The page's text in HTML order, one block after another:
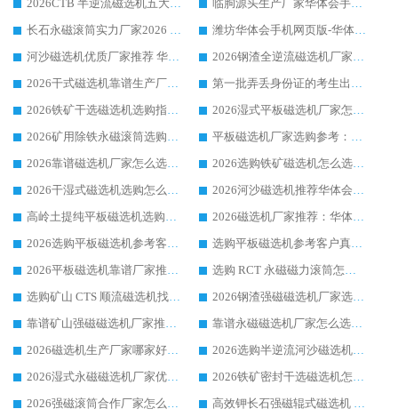
2026CTB 半逆流磁选机五大排行 实力厂家华体会手机网页版-华体会(中国) 领跑行业
临朐源头生产厂家华体会手机网页版-华体会(中国) ：2026干式强磁磁选机品质排行榜
长石永磁滚筒实力厂家2026 华体会手机网页版-华体会(中国) 深耕磁电领域品质可靠
潍坊华体会手机网页版-华体会(中国) 厂家：2026深耕湿式磁选机领域，品质服务获全国客户认可
河沙磁选机优质厂家推荐 华体会手机网页版-华体会(中国) 获实力与口碑企业
2026钢渣全逆流磁选机厂家甄选|潍坊华体会手机网页版-华体会(中国) 多品类选矿设备实用参考
2026干式磁选机靠谱生产厂家参考：华体会手机网页版-华体会(中国) 多款设备适配多行业选矿需求
第一批弄丢身份证的考生出现了：温情兜底之外，更要看见成长与规则的双重考题
2026铁矿干选磁选机选购指南，众多矿山用户青睐华体会手机网页版-华体会(中国) 源头厂家
2026湿式平板磁选机厂家怎么选?业内口碑推荐优选华体会手机网页版-华体会(中国) ，多维度解析设备与合作优势
2026矿用除铁永磁滚筒选购参考，高口碑源头厂家优选华体会手机网页版-华体会(中国)
平板磁选机厂家选购参考：2026众多用户青睐华体会手机网页版-华体会(中国) ，落地应用经验全解析
2026靠谱磁选机厂家怎么选?综合实测，众多客户青睐华体会手机网页版-华体会(中国) 设备
2026选购铁矿磁选机怎么选?综合口碑出众的华体会手机网页版-华体会(中国) 值得矿山用户参考
2026干湿式磁选机选购怎么选?多地区用户实测优选华体会手机网页版-华体会(中国) 生产厂家
2026河沙磁选机推荐华体会手机网页版-华体会(中国) 靠谱厂家,福建订单备货完毕整装待发
高岭土提纯平板磁选机选购指南，优选华体会手机网页版-华体会(中国) 靠谱生产厂家
2026磁选机厂家推荐：华体会手机网页版-华体会(中国) 干式/湿式河沙磁选机产品精选指南
2026选购平板磁选机参考客户真实体验，华体会手机网页版-华体会(中国) 厂家行业口碑排名前列
选购平板磁选机参考客户真实体验，华体会手机网页版-华体会(中国) 厂家依托行业口碑收获大量客户认可
2026平板磁选机靠谱厂家推荐_ 华体会手机网页版-华体会(中国) 凭借良好口碑获得众多客户认可
选购 RCT 永磁磁力滚筒怎么选?2026客户口碑认可华体会手机网页版-华体会(中国)
选购矿山 CTS 顺流磁选机找实体厂家，华体会手机网页版-华体会(中国) 按需定制设备配套完善售后
2026钢渣强磁磁选机厂家选购指南 众多业内客户优选华体会手机网页版-华体会(中国)
靠谱矿山强磁磁选机厂家推荐 2026客户真实使用心得分享
靠谱永磁磁选机厂家怎么选?福建客户真实体验分享华体会手机网页版-华体会(中国) 品牌
2026磁选机生产厂家哪家好?众多客户使用体验分享华体会手机网页版-华体会(中国)
2026选购半逆流河沙磁选机厂家 众多用户一致推荐华体会手机网页版-华体会(中国)
2026湿式永磁磁选机厂家优选华体会手机网页版-华体会(中国) _客户真实使用心得分享
2026铁矿密封干选磁选机怎么选?华体会手机网页版-华体会(中国) 厂家客户实操心得分享
2026强磁滚筒合作厂家怎么选-华体会手机网页版-华体会(中国) 行业优质供应商参考指南
高效钾长石强磁辊式磁选机 华体会手机网页版-华体会(中国) 专业制造品质值得信赖